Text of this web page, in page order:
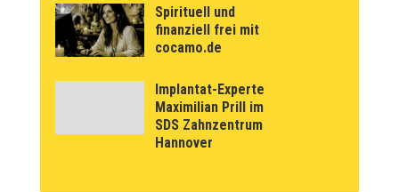
Spirituell und
finanziell frei mit
cocamo.de
Implantat-Experte
Maximilian Prill im
SDS Zahnzentrum
Hannover